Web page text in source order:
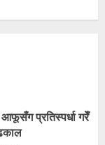
प्रतिस्पर्धा गरेँ